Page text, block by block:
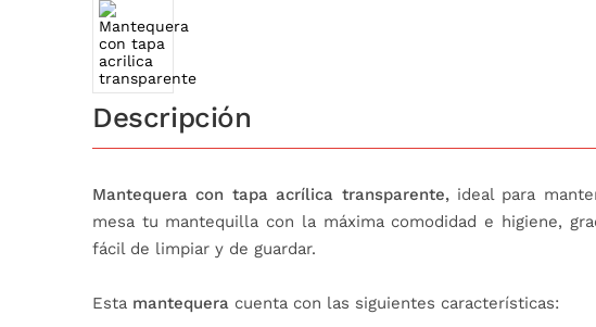
Descripción
Mantequera con tapa acrílica transparente,ideal para
mesa tu mantequilla con la máxima comodidad e higiene,
fácil de limpiar y de guardar.
Esta mantequera cuenta con las siguientes características: